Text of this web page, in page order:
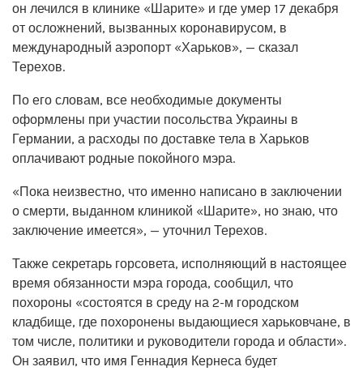
он лечился в клинике «Шарите» и где умер 17 декабря
от осложнений, вызванных коронавирусом, в
международный аэропорт «Харьков», — сказал
Терехов.
По его словам, все необходимые документы
оформлены при участии посольства Украины в
Германии, а расходы по доставке тела в Харьков
оплачивают родные покойного мэра.
«Пока неизвестно, что именно написано в заключении
о смерти, выданном клиникой «Шарите», но знаю, что
заключение имеется», — уточнил Терехов.
Также секретарь горсовета, исполняющий в настоящее
время обязанности мэра города, сообщил, что
похороны «состоятся в среду на 2-м городском
кладбище, где похоронены выдающиеся харьковчане, в
том числе, политики и руководители города и области».
Он заявил, что имя Геннадия Кернеса будет